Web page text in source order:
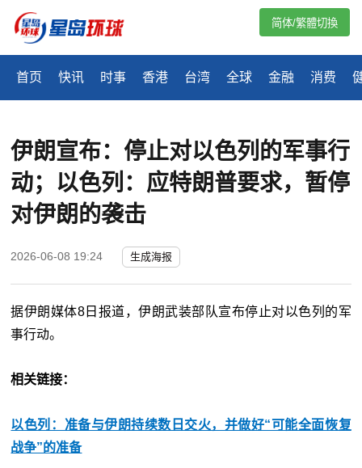
首页 快讯 时事 香港 台湾 全球 金融 消费
简体/繁體切換
伊朗宣布：停止对以色列的军事行
动；以色列：应特朗普要求，暂停
对伊朗的袭击
2026-06-08 19:24 生成海报
据伊朗媒体8日报道，伊朗武装部队宣布停止对以色列的军
事行动。
相关链接：
以色列：准备与伊朗持续数日交火，并做好“可能全面恢复
战争”的准备